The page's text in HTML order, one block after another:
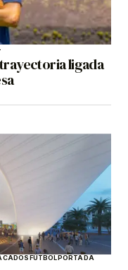
ligada
FÚTBOLPORTADA